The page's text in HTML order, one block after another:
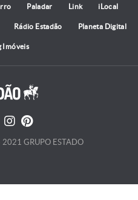
Paladar Link iLocal
Rádio Estadão Planeta Digital
Imóveis
GRUPO ESTADO